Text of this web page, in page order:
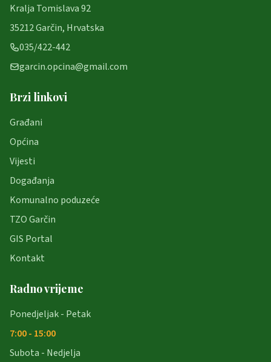
Kralja Tomislava 92
35212 Garčin, Hrvatska
035/422-442
garcin.opcina@gmail.com
Brzi linkovi
Građani
Općina
Vijesti
Događanja
Komunalno poduzeće
TZO Garčin
GIS Portal
Kontakt
Radno vrijeme
Ponedjeljak - Petak
7:00 - 15:00
Subota - Nedjelja